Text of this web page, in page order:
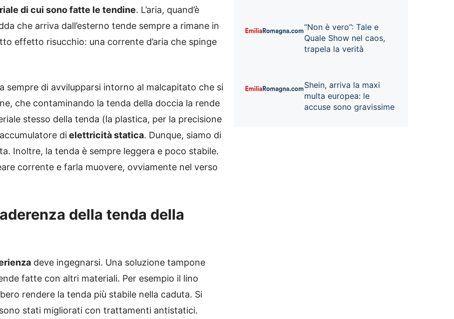
di cui sono fatte le tendine. L’aria, quand’è
che arriva dall’esterno tende sempre a rimane in
effetto risucchio: una corrente d’aria che spinge
sempre di avvilupparsi intorno al malcapitato che si
che contaminando la tenda della doccia la rende
stesso della tenda (la plastica, per la precisione
dielettricità statica. Dunque, siamo di
Inoltre, la tenda è sempre leggera e poco stabile.
corrente e farla muovere, ovviamente nel verso
della tenda della
deve ingegnarsi. Una soluzione tampone
fatte con altri materiali. Per esempio il lino
rendere la tenda più stabile nella caduta. Si
stati migliorati con trattamenti antistatici.
“Non è vero”: Tale e
Quale Show nel caos,
trapela la verità
Shein, arriva la maxi
multa europea: le
accuse sono gravissime